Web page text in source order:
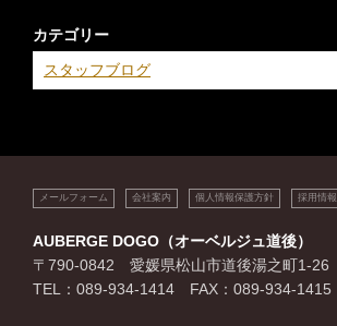
カテゴリー
スタッフブログ
メールフォーム 会社案内 個人情報保護方針 採用情報
AUBERGE DOGO（オーベルジュ道後）
〒790-0842 愛媛県松山市道後湯之町1-26
TEL：089-934-1414 FAX：089-934-1415